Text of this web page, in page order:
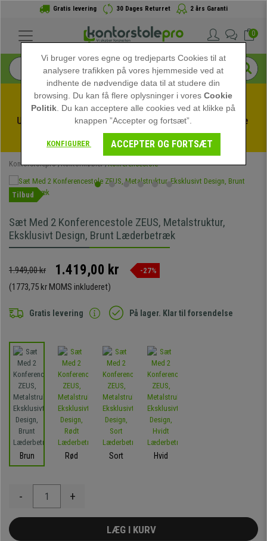
Gratis levering 30 Dages Returret 2 års Garanti
0
Udnyt sommerudsalget hos kontorstolepro! Eksklusive
rabatter i en begrænset periode - Se tilbuddet
Kontorstolepro Kontormøbler Konferencestole
Tilbud
Sæt Med 2 Konferencestole ZEUS, Metalstruktur,
Eksklusivt Design, Brunt Læderbetræk
1.949,00 kr 1.419,00 kr -27%
(1773,75 kr MOMS inkluderet)
Gratis levering På lager. Klar til forsendelse
Brun Rød Sort Hvid
- +
LÆG I KURV
Vi bruger vores egne og tredjeparts Cookies til at
analysere trafikken på vores hjemmeside ved at
indhente de nødvendige data til at studere din
browsing. Du kan få flere oplysninger i voresCookie
Politik . Du kan acceptere alle cookies ved at klikke på
knappen ”Accepter og fortsæt”.
KONFIGURER ACCEPTER OG FORTSÆT